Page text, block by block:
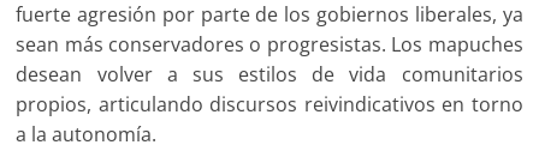
fuerte agresión por parte de los gobiernos liberales, ya
sean más conservadores o progresistas. Los mapuches
desean volver a sus estilos de vida comunitarios
propios, articulando discursos reivindicativos en torno
a la autonomía.